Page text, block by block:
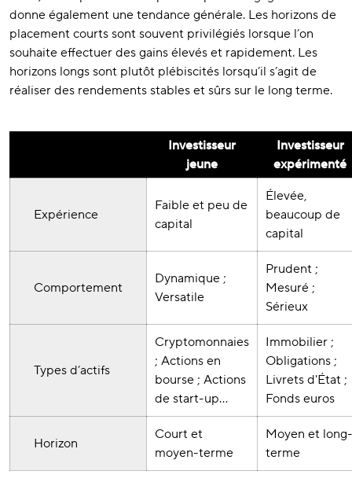
donne également une tendance générale. Les horizons de
placement courts sont souvent privilégiés lorsque l’on
souhaite effectuer des gains élevés et rapidement. Les
horizons longs sont plutôt plébiscités lorsqu’il s’agit de
réaliser des rendements stables et sûrs sur le long terme.
Investisseur
jeune
Investisseur
expérimenté
Expérience
Faible et peu de
capital
Élevée,
beaucoup de
capital
Comportement
Dynamique ;
Versatile
Prudent ;
Mesuré ;
Sérieux
Types d’actifs
Cryptomonnaies
; Actions en
bourse ; Actions
de start-up…
Immobilier ;
Obligations ;
Livrets d'État ;
Fonds euros
Horizon
Court et
moyen-terme
Moyen et long-
terme